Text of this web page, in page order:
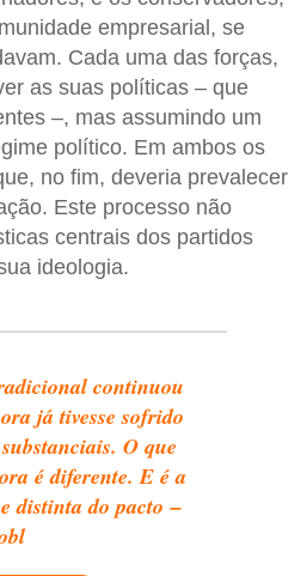
empresarial, se
Cada uma das forças,
as suas políticas – que
–, mas assumindo um
político. Em ambos os
no fim, deveria prevalecer
Este processo não
centrais dos partidos
ideologia.
continuou
já tivesse sofrido
O que
é diferente. E é a
distinta do pacto –